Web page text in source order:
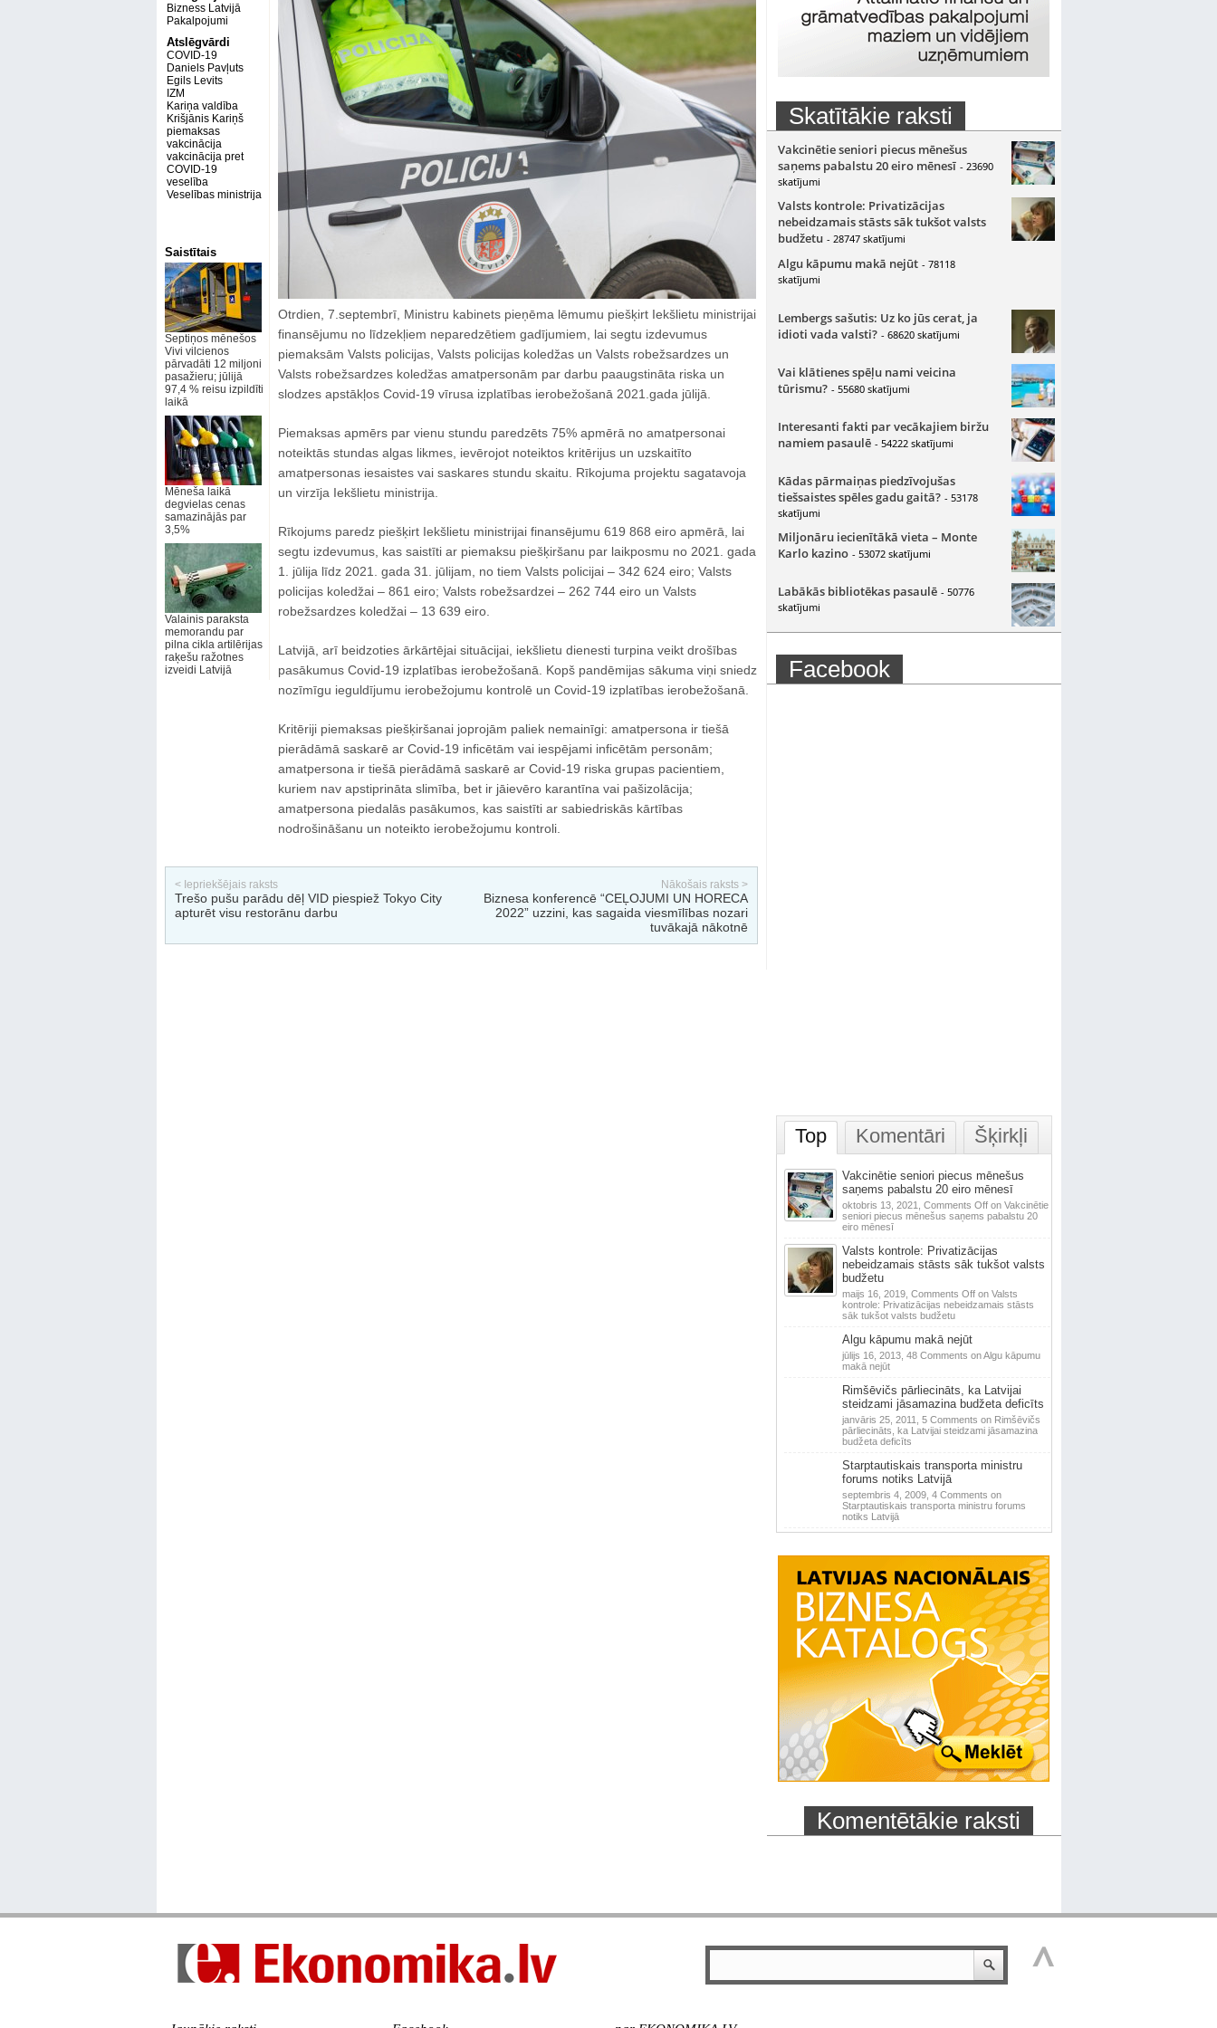
Bizness Latvijā
Pakalpojumi
Atslēgvārdi
COVID-19
Daniels Pavļuts
Egils Levits
IZM
Kariņa valdība
Krišjānis Kariņš
piemaksas
vakcinācija
vakcinācija pret
COVID-19
veselība
Veselības ministrija
Saistītais
Septiņos mēnešos
Vivi vilcienos
pārvadāti 12 miljoni
pasažieru; jūlijā
97,4 % reisu izpildīti
laikā
Mēneša laikā
degvielas cenas
samazinājās par
3,5%
Valainis paraksta
memorandu par
pilna cikla artilērijas
raķešu ražotnes
izveidi Latvijā
Otrdien, 7.septembrī, Ministru kabinets pieņēma lēmumu piešķirt Iekšlietu ministrijai
finansējumu no līdzekļiem neparedzētiem gadījumiem, lai segtu izdevumus
piemaksām Valsts policijas, Valsts policijas koledžas un Valsts robežsardzes un
Valsts robežsardzes koledžas amatpersonām par darbu paaugstināta riska un
slodzes apstākļos Covid-19 vīrusa izplatības ierobežošanā 2021.gada jūlijā.
Piemaksas apmērs par vienu stundu paredzēts 75% apmērā no amatpersonai
noteiktās stundas algas likmes, ievērojot noteiktos kritērijus un uzskaitīto
amatpersonas iesaistes vai saskares stundu skaitu. Rīkojuma projektu sagatavoja
un virzīja Iekšlietu ministrija.
Rīkojums paredz piešķirt Iekšlietu ministrijai finansējumu 619 868 eiro apmērā, lai
segtu izdevumus, kas saistīti ar piemaksu piešķiršanu par laikposmu no 2021. gada
1. jūlija līdz 2021. gada 31. jūlijam, no tiem Valsts policijai – 342 624 eiro; Valsts
policijas koledžai – 861 eiro; Valsts robežsardzei – 262 744 eiro un Valsts
robežsardzes koledžai – 13 639 eiro.
Latvijā, arī beidzoties ārkārtējai situācijai, iekšlietu dienesti turpina veikt drošības
pasākumus Covid-19 izplatības ierobežošanā. Kopš pandēmijas sākuma viņi sniedz
nozīmīgu ieguldījumu ierobežojumu kontrolē un Covid-19 izplatības ierobežošanā.
Kritēriji piemaksas piešķiršanai joprojām paliek nemainīgi: amatpersona ir tiešā
pierādāmā saskarē ar Covid-19 inficētām vai iespējami inficētām personām;
amatpersona ir tiešā pierādāmā saskarē ar Covid-19 riska grupas pacientiem,
kuriem nav apstiprināta slimība, bet ir jāievēro karantīna vai pašizolācija;
amatpersona piedalās pasākumos, kas saistīti ar sabiedriskās kārtības
nodrošināšanu un noteikto ierobežojumu kontroli.
< Iepriekšējais raksts
Trešo pušu parādu dēļ VID piespiež Tokyo City
apturēt visu restorānu darbu
Nākošais raksts >
Biznesa konferencē “CEĻOJUMI UN HORECA
2022” uzzini, kas sagaida viesmīlības nozari
tuvākajā nākotnē
Skatītākie raksti
Vakcinētie seniori piecus mēnešus
saņems pabalstu 20 eiro mēnesī - 23690
skatījumi
Valsts kontrole: Privatizācijas
nebeidzamais stāsts sāk tukšot valsts
budžetu - 28747 skatījumi
Algu kāpumu makā nejūt - 78118
skatījumi
Lembergs sašutis: Uz ko jūs cerat, ja
idioti vada valsti? - 68620 skatījumi
Vai klātienes spēļu nami veicina
tūrismu? - 55680 skatījumi
Interesanti fakti par vecākajiem biržu
namiem pasaulē - 54222 skatījumi
Kādas pārmaiņas piedzīvojušas
tiešsaistes spēles gadu gaitā? - 53178
skatījumi
Miljonāru iecienītākā vieta – Monte
Karlo kazino - 53072 skatījumi
Labākās bibliotēkas pasaulē - 50776
skatījumi
Facebook
Top Komentāri Šķirkļi
Vakcinētie seniori piecus mēnešus
saņems pabalstu 20 eiro mēnesī
oktobris 13, 2021, Comments Offon Vakcinētie
seniori piecus mēnešus saņems pabalstu 20
eiro mēnesī
Valsts kontrole: Privatizācijas
nebeidzamais stāsts sāk tukšot valsts
budžetu
maijs 16, 2019, Comments Offon Valsts
kontrole: Privatizācijas nebeidzamais stāsts
sāk tukšot valsts budžetu
Algu kāpumu makā nejūt
jūlijs 16, 2013, 48 Comments on Algu kāpumu
makā nejūt
Rimšēvičs pārliecināts, ka Latvijai
steidzami jāsamazina budžeta deficīts
janvāris 25, 2011, 5 Comments on Rimšēvičs
pārliecināts, ka Latvijai steidzami jāsamazina
budžeta deficīts
Starptautiskais transporta ministru
forums notiks Latvijā
septembris 4, 2009, 4 Comments on
Starptautiskais transporta ministru forums
notiks Latvijā
Komentētākie raksti